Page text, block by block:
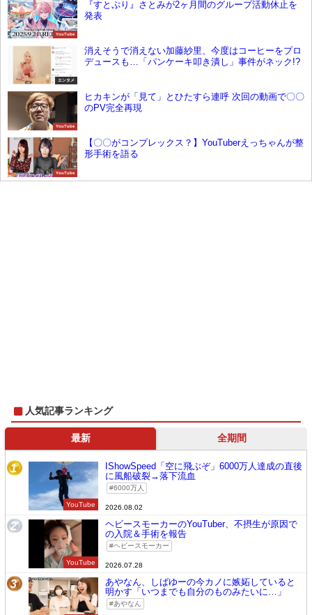
YouTube
『すとぷり』さとみが2ヶ月間のグループ活動休止を
発表
エンタメ
消えそうで消えない加藤紗里、今度はコーヒーをプロ
デュースも…「パンケーキ叩き潰し」事件がネック!?
YouTube
ヒカキンが「見て」とひたすら連呼 次回の動画で〇〇
のPV完全再現
YouTube
【〇〇がコンプレックス？】YouTuberえっちゃんが整
形手術を語る
人気記事ランキング
最新 全期間
1
YouTube
IShowSpeed「空に飛ぶぞ」6000万人達成の直後
に風船破裂→落下流血
6000万人
2026.08.02
2
YouTube
ヘビースモーカーのYouTuber、不摂生が原因で
の入院＆手術を報告
ヘビースモーカー
2026.07.28
3
あやなん、しばゆーの今カノに嫉妬していると
明かす「いつまでも自分のものみたいに…」
あやなん